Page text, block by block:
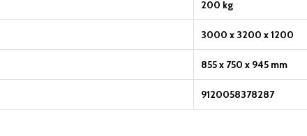
200 kg
3000 x 3200 x 1200
855 x 750 x 945 mm
9120058378287